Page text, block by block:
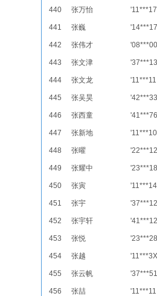
440 张万怡 '11***17
441 张巍 '14***17
442 张伟才 '08***00
443 张文津 '37***13
444 张文龙 '11***11
445 张吴昊 '42***33
446 张西童 '41***76
447 张新地 '11***10
448 张曜 '22***12
449 张耀中 '23***18
450 张寅 '11***14
451 张宇 '37***12
452 张宇轩 '41***12
453 张悦 '23***28
454 张越 '11***3X
455 张云帆 '37***51
456 张喆 '11***11